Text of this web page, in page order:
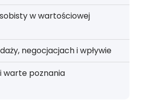
w wartościowej
negocjacjach i wpływie
warte poznania